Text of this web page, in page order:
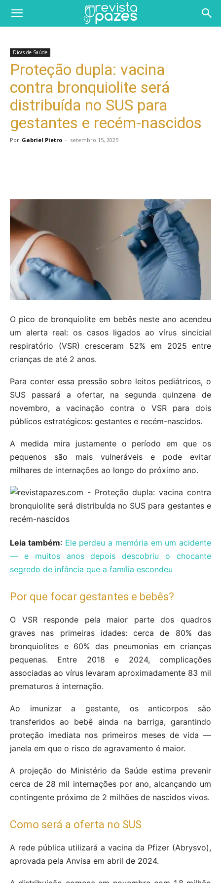
Dicas de Saúde
Proteção dupla: vacina
contra bronquiolite será
distribuída no SUS para
gestantes e recém-nascidos
Por Gabriel Pietro - setembro 15, 2025
O pico de bronquiolite em bebês neste ano acendeu
um alerta real: os casos ligados ao vírus sincicial
respiratório (VSR) cresceram 52% em 2025 entre
crianças de até 2 anos.
Para conter essa pressão sobre leitos pediátricos, o
SUS passará a ofertar, na segunda quinzena de
novembro, a vacinação contra o VSR para dois
públicos estratégicos: gestantes e recém-nascidos.
A medida mira justamente o período em que os
pequenos são mais vulneráveis e pode evitar
milhares de internações ao longo do próximo ano.
Leia também: Ele perdeu a memória em um acidente
— e muitos anos depois descobriu o chocante
segredo de infância que a família escondeu
Por que focar gestantes e bebês?
O VSR responde pela maior parte dos quadros
graves nas primeiras idades: cerca de 80% das
bronquiolites e 60% das pneumonias em crianças
pequenas. Entre 2018 e 2024, complicações
associadas ao vírus levaram aproximadamente 83 mil
prematuros à internação.
Ao imunizar a gestante, os anticorpos são
transferidos ao bebê ainda na barriga, garantindo
proteção imediata nos primeiros meses de vida —
janela em que o risco de agravamento é maior.
A projeção do Ministério da Saúde estima prevenir
cerca de 28 mil internações por ano, alcançando um
contingente próximo de 2 milhões de nascidos vivos.
Como será a oferta no SUS
A rede pública utilizará a vacina da Pfizer (Abrysvo),
aprovada pela Anvisa em abril de 2024.